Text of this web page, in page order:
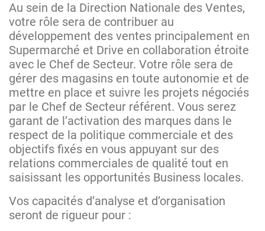
Au sein de la Direction Nationale des Ventes,
votre rôle sera de contribuer au
développement des ventes principalement en
Supermarché et Drive en collaboration étroite
avec le Chef de Secteur. Votre rôle sera de
gérer des magasins en toute autonomie et de
mettre en place et suivre les projets négociés
par le Chef de Secteur référent. Vous serez
garant de l’activation des marques dans le
respect de la politique commerciale et des
objectifs fixés en vous appuyant sur des
relations commerciales de qualité tout en
saisissant les opportunités Business locales.
Vos capacités d’analyse et d’organisation
seront de rigueur pour :